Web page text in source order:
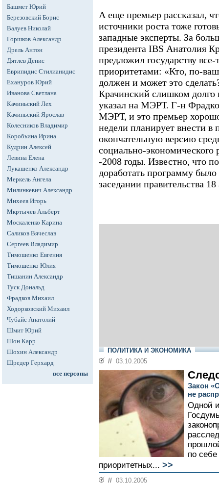
Башмет Юрий
Березовский Борис
Валуев Николай
Горшков Александр
Дрель Антон
Дятлев Денис
Еврипидис Стилианидис
Ехануров Юрий
Иванова Светлана
Качиньский Лех
Качиньский Ярослав
Колесников Владимир
Коробьина Ирина
Кудрин Алексей
Левина Елена
Лукашенко Александр
Меркель Ангела
Милинкевич Александр
Михеев Игорь
Мкртычев Альберт
Москаленко Карина
Саликов Вячеслав
Сергеев Владимир
Тимошенко Евгения
Тимошенко Юлия
Тишанин Александр
Туск Дональд
Фрадков Михаил
Ходорковский Михаил
Чубайс Анатолий
Шмит Юрий
Шон Карр
Шохин Александр
Шредер Герхард
все персоны
А еще премьер рассказал,
источники роста тоже
западные эксперты. За
президента IBS Анатолия
предложил государству
приоритетами: «Кто, по-
должен и может это
Крачинский слишком долго
указал на МЭРТ. Г-н
МЭРТ, и это премьер
недели планирует внести в
окончательную версию
социально-экономического
-2008 годы. Известно, что
доработать программу
заседании правительства 18
ПОЛИТИКА И ЭКОНОМИКА
// 03.10.2005
Закон
не
Одной
по
приоритетных... >>
// 03.10.2005